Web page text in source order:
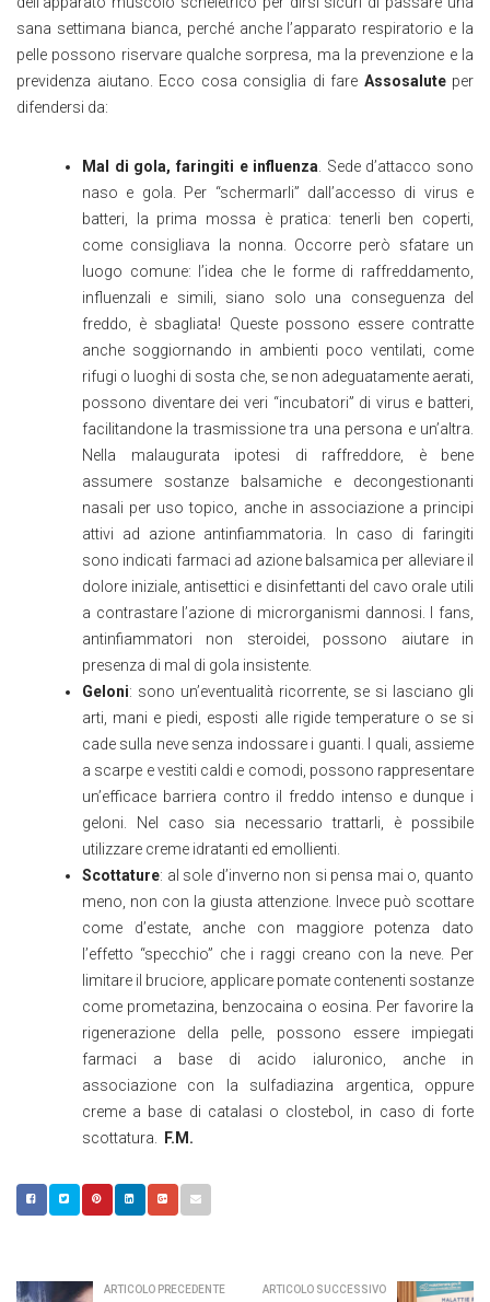
sana settimana bianca, perché anche l’apparato respiratorio e la
pelle possono riservare qualche sorpresa, ma la prevenzione e la
previdenza aiutano. Ecco cosa consiglia di fare Assosalute per
difendersi da:
Mal di gola, faringiti e influenza . Sede d’attacco sono
naso e gola. Per “schermarli” dall’accesso di virus e
batteri, la prima mossa è pratica: tenerli ben coperti,
come consigliava la nonna. Occorre però sfatare un
luogo comune: l’idea che le forme di raffreddamento,
influenzali e simili, siano solo una conseguenza del
freddo, è sbagliata! Queste possono essere contratte
anche soggiornando in ambienti poco ventilati, come
rifugi o luoghi di sosta che, se non adeguatamente aerati,
possono diventare dei veri “incubatori” di virus e batteri,
facilitandone la trasmissione tra una persona e un’altra.
Nella malaugurata ipotesi di raffreddore, è bene
assumere sostanze balsamiche e decongestionanti
nasali per uso topico, anche in associazione a principi
attivi ad azione antinfiammatoria. In caso di faringiti
sono indicati farmaci ad azione balsamica per alleviare il
dolore iniziale, antisettici e disinfettanti del cavo orale utili
a contrastare l’azione di microrganismi dannosi. I fans,
antinfiammatori non steroidei, possono aiutare in
presenza di mal di gola insistente.
Geloni: sono un’eventualità ricorrente, se si lasciano gli
arti, mani e piedi, esposti alle rigide temperature o se si
cade sulla neve senza indossare i guanti. I quali, assieme
a scarpe e vestiti caldi e comodi, possono rappresentare
un’efficace barriera contro il freddo intenso e dunque i
geloni. Nel caso sia necessario trattarli, è possibile
utilizzare creme idratanti ed emollienti.
Scottature: al sole d’inverno non si pensa mai o, quanto
meno, non con la giusta attenzione. Invece può scottare
come d’estate, anche con maggiore potenza dato
l’effetto “specchio” che i raggi creano con la neve. Per
limitare il bruciore, applicare pomate contenenti sostanze
come prometazina, benzocaina o eosina. Per favorire la
rigenerazione della pelle, possono essere impiegati
farmaci a base di acido ialuronico, anche in
associazione con la sulfadiazina argentica, oppure
creme a base di catalasi o clostebol, in caso di forte
scottatura.
F.M.
ARTICOLO PRECEDENTE ARTICOLO SUCCESSIVO